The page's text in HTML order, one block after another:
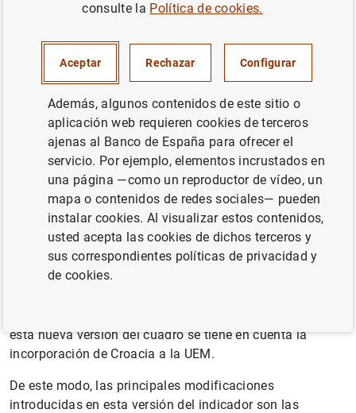
UE y la entrada de Croacia en la
UEM
Síntesis de indicadores
16/11/2023
cuadro de Sintesis de Indicadores Estructurales de la
Economia Española y de la Union Europea
se ha
actualizado para reflejar dos modificaciones en los
agregados de la Unión Europea (UE) y la Unión
Económica y Monetaria (UEM). En primer lugar, muchas
esta nueva versión del cuadro se tiene en cuenta la
incorporación de Croacia a la UEM.
De este modo, las principales modificaciones
introducidas en esta versión del indicador son las
consulte la Política de cookies.
Aceptar Rechazar Configurar
Además, algunos contenidos de este sitio o
aplicación web requieren cookies de terceros
ajenas al Banco de España para ofrecer el
servicio. Por ejemplo, elementos incrustados en
una página —como un reproductor de vídeo, un
mapa o contenidos de redes sociales— pueden
instalar cookies. Al visualizar estos contenidos,
usted acepta las cookies de dichos terceros y
sus correspondientes políticas de privacidad y
de cookies.